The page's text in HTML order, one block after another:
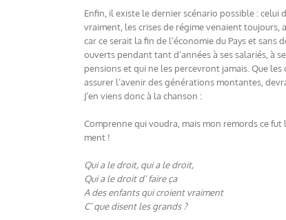
Enfin, il existe le dernier scénario possible : celui
vraiment, les crises de régime venaient toujours,
car ce serait la fin de l’économie du Pays et
ouverts pendant tant d’années à ses salariés, à
pensions et qui ne les percevront jamais. Que
assurer l’avenir des générations montantes,
J’en viens donc à la chanson :
Comprenne qui voudra, mais mon remords ce
ment !
Qui a le droit, qui a le droit,
Qui a le droit d’ faire ça
A des enfants qui croient vraiment
C’ que disent les grands ?